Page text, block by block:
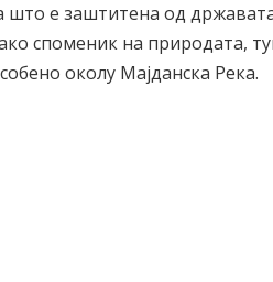
што е заштитена од
споменик на природата,
околу Мајданска Река.